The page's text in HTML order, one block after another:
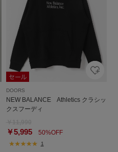
DOORS
NEW BALANCE Athletics クラシッ
クスフーディ
￥5,99550%OFF
1